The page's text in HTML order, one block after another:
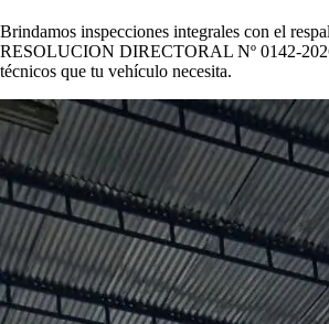
Brindamos inspecciones integrales con el
RESOLUCION DIRECTORAL Nº 0142-
técnicos que tu vehículo necesita.